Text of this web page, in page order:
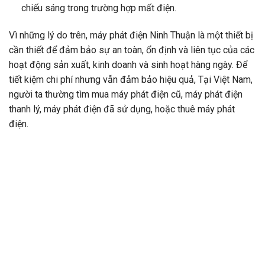
chiếu sáng trong trường hợp mất điện.
Vì những lý do trên, máy phát điện Ninh Thuận là một thiết bị
cần thiết để đảm bảo sự an toàn, ổn định và liên tục của các
hoạt động sản xuất, kinh doanh và sinh hoạt hàng ngày. Để
tiết kiệm chi phí nhưng vẫn đảm bảo hiệu quả, Tại Việt Nam,
người ta thường tìm mua máy phát điện cũ, máy phát điện
thanh lý, máy phát điện đã sử dụng, hoặc thuê máy phát
điện.